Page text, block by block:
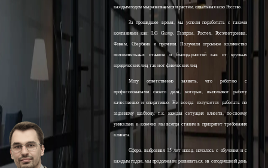
каждым годом мы развиваемся и растём, охватывая всю Россию.
За прошедшее время, мы успели поработать с такими
компаниями как: LG Group, Газпром, Ростех, Росэлектроника,
Финам, Сбербанк и прочими. Получили огромное количество
положительных отзывов и благодарностей как от крупных
юридических лиц, так и от физических лиц.
Могу ответственно заявить, что работаю с
профессионалами своего дела, которые, выполняют работу
качественно и оперативно. Ни всегда получается работать по
заданному шаблону, т.к. каждая ситуация клиента, по-своему
уникальна и конечно мы всегда ставим в приоритет требования
клиента.
Сфера, выбранная 15 лет назад, началась с обучения и с
каждым годом, мы продолжаем развиваться, на сегодняшний день